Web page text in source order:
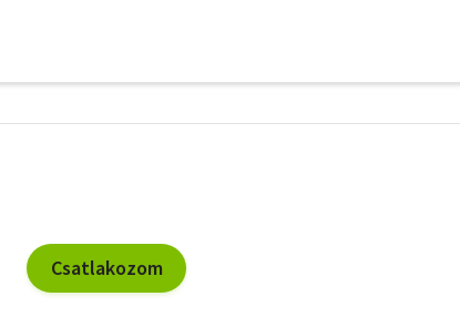
szűrők
Csatlakozom